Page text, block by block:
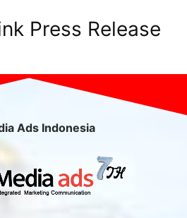
Press Release
Ads Indonesia